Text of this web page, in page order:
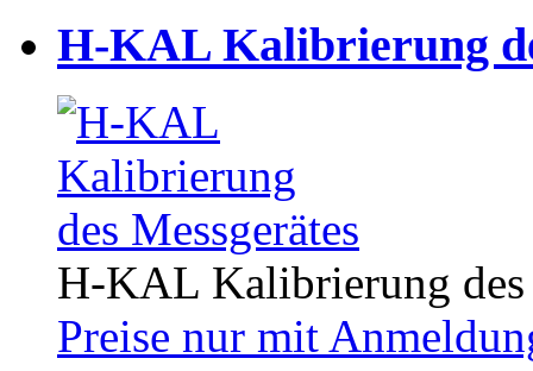
H-KAL Kalibrierung
H-KAL Kalibrierung des
Preise nur mit